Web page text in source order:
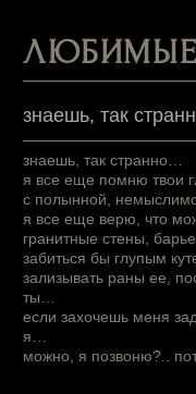
знаешь, так
знаешь, так странно…
я все еще помню твои
с полынной,
я все еще верю, что
гранитные стены,
забиться бы глупым
зализывать раны ее,
ты…
если захочешь меня
я…
можно, я позвоню?..